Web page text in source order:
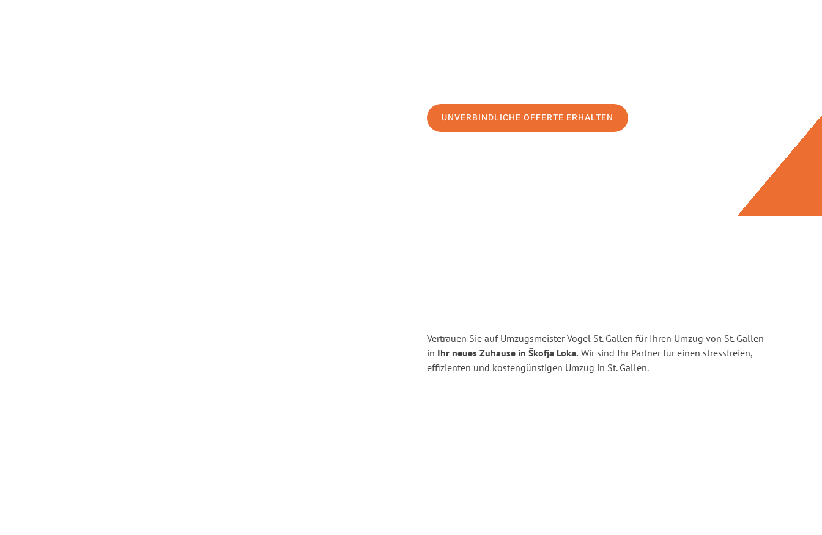
UNVERBINDLICHE OFFERTE ERHALTEN
Vertrauen Sie auf Umzugsmeister Vogel St. Gallen für Ihren Umzug von St. Gallen
in Ihr neues Zuhause in Škofja Loka. Wir sind Ihr Partner für einen stressfreien,
effizienten und kostengünstigen Umzug in St. Gallen.